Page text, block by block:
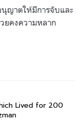
ญาตให้มีการจับและ
ยคงความหลาก
Lived for 200